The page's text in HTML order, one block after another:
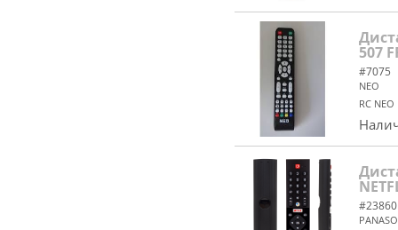
507
#7075
NEO
RC
#23860